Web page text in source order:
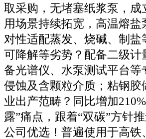
取采购，无堵塞纸浆泵，
用场景持续拓宽，高温熔
对性适配蒸发、烧碱、制
可降解等劣势？配备二级
备光谱仪、水泵测试平台
侵蚀及含颗粒介质；粘钢
业出产范畴？同比增加
露”痛点，跟着“双碳”方针
公司优选！普遍使用于高